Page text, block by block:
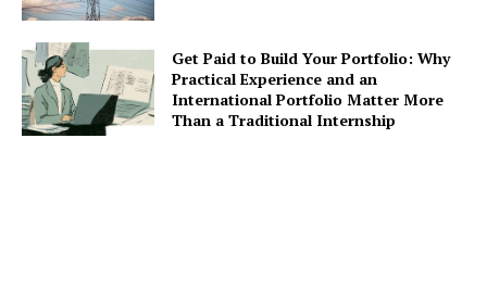
Get Paid to Build Your Portfolio: Why
Practical Experience and an
International Portfolio Matter More
Than a Traditional Internship